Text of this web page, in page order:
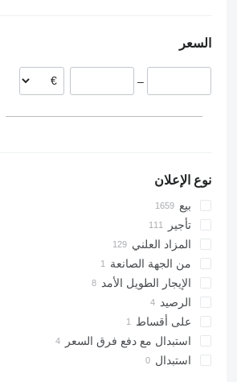
بلجيكا
بريطانيا
السعر
–
نوع الإعلان
بيع
تأجير
المزاد العلني
من الجهة الصانعة
الإيجار الطويل الأمد
الرصيد
على أقساط
استبدال مع دفع فرق السعر
استبدال